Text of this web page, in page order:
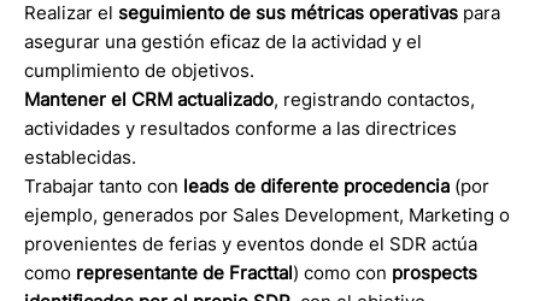
Realizar el seguimiento de sus métricas operativas para
asegurar una gestión eficaz de la actividad y el
cumplimiento de objetivos.
Mantener el CRM actualizado, registrando contactos,
actividades y resultados conforme a las directrices
establecidas.
Trabajar tanto con leads de diferente procedencia (por
ejemplo, generados por Sales Development, Marketing o
provenientes de ferias y eventos donde el SDR actúa
como representante de Fracttal) como con prospects